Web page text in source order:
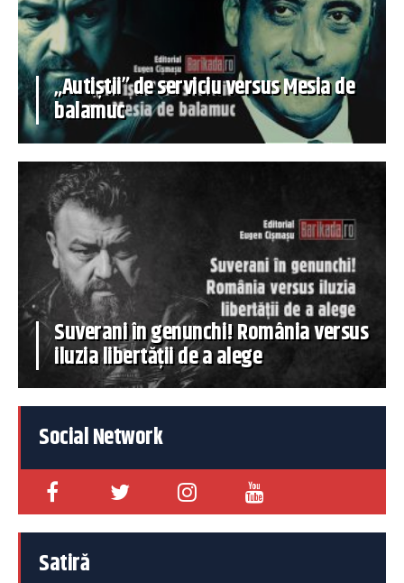
„Autiștii” de serviciu versus Mesia de
balamuc
Suverani în genunchi! România versus
iluzia libertății de a alege
Social Network
Satiră